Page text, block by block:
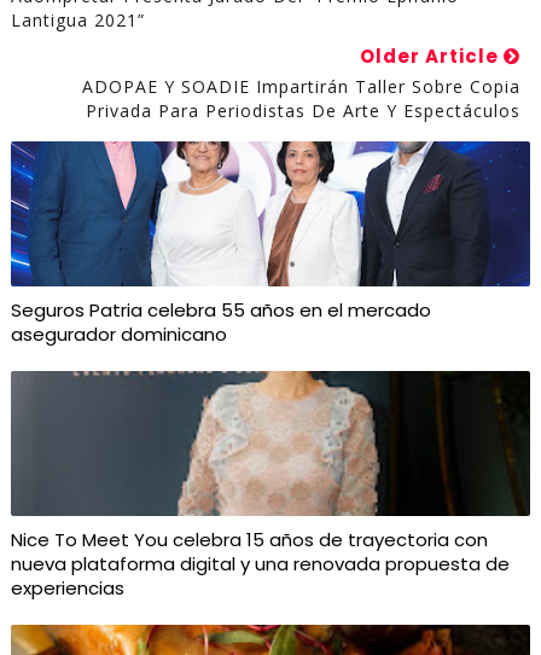
Lantigua 2021”
Older Article
ADOPAE Y SOADIE Impartirán Taller Sobre Copia
Privada Para Periodistas De Arte Y Espectáculos
Seguros Patria celebra 55 años en el mercado
asegurador dominicano
Nice To Meet You celebra 15 años de trayectoria con
nueva plataforma digital y una renovada propuesta de
experiencias